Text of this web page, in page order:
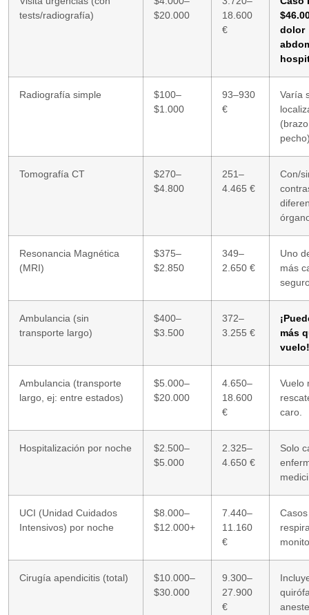
tests/radiografía)
$20.000
18.600
€
dolor
Radiografía simple
$100–
$1.000
93–930
€
Varía
Tomografía CT
$270–
$4.800
251–
4.465 €
Con/
Resonancia Magnética
(MRI)
$375–
$2.850
349–
2.650 €
Uno
más
Ambulancia (sin
transporte largo)
$400–
$3.500
372–
3.255 €
más
vuelo!
Ambulancia (transporte
largo, ej: entre estados)
$5.000–
$20.000
4.650–
18.600
€
Vuelo
caro.
Hospitalización por noche
$2.500–
$5.000
2.325–
4.650 €
Solo
UCI (Unidad Cuidados
Intensivos) por noche
$8.000–
$12.000+
7.440–
11.160
€
Cirugía apendicitis (total)
$10.000–
$30.000
9.300–
27.900
€